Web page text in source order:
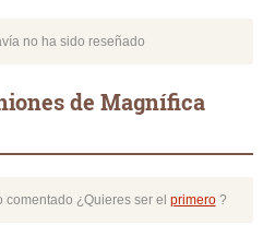
no ha sido reseñado
de Magnífica
¿Quieres ser el primero?